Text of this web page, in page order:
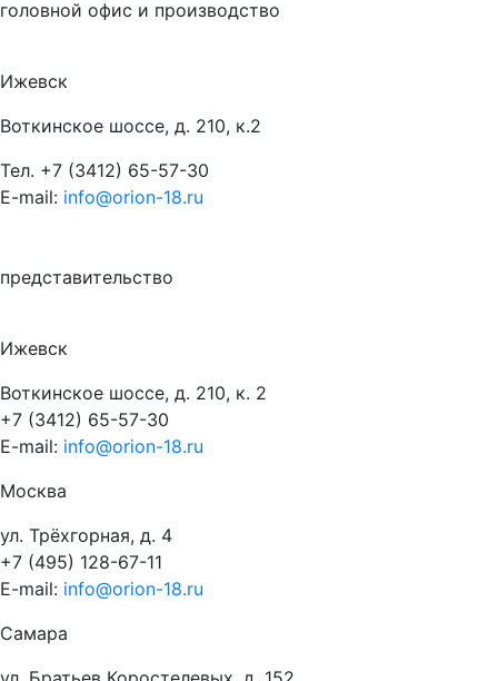
головной офис и производство
Ижевск
Воткинское шоссе, д. 210, к.2
Тел. +7 (3412) 65-57-30
E-mail: info@orion-18.ru
представительство
Ижевск
Воткинское шоссе, д. 210, к. 2
+7 (3412) 65-57-30
E-mail: info@orion-18.ru
Москва
ул. Трёхгорная, д. 4
+7 (495) 128-67-11
E-mail: info@orion-18.ru
Самара